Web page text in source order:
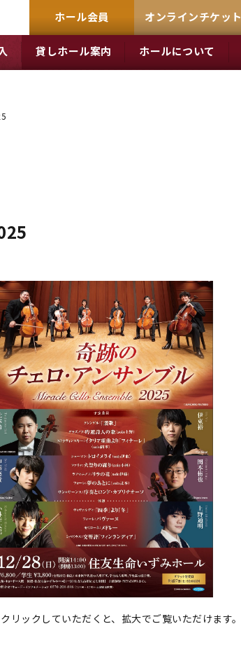
ホール会員 オンラインチケット
貸しホール案内 ホールについて
リックしていただくと、拡大でご覧いただけます。